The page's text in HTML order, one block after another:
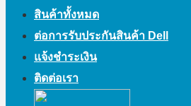
สินค้าทั้งหมด
ต่อการรับประกันสินค้า Dell
แจ้งชำระเงิน
ติดต่อเรา